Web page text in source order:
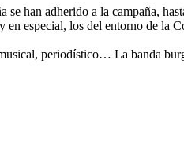
han adherido a la campaña,
especial, los del entorno de
periodístico… La banda